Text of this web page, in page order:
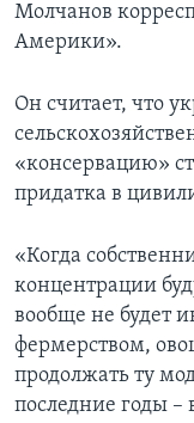
Молчанов
Америки».
Он считает, что
«консервацию»
придатка в
«Когда
концентрации
вообще не будет
фермерством,
продолжать ту
последние годы